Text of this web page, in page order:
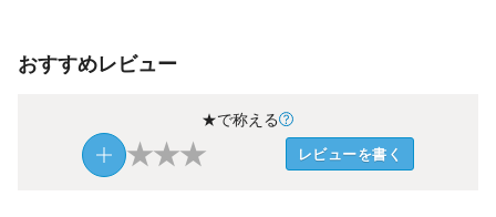
おすすめレビュー
★で称える
★★★ レビューを書く